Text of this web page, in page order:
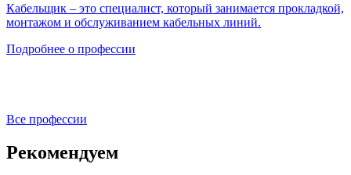
Кабельщик – это специалист, который занимается прокладкой,
монтажом и обслуживанием кабельных линий.
Подробнее о профессии
Все профессии
Рекомендуем